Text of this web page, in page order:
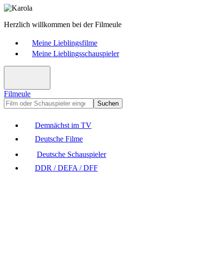
Herzlich willkommen bei der Filmeule
Meine Lieblingsfilme
Meine Lieblingsschauspieler
Filmeule
Suchen
Demnächst im TV
Deutsche Filme
Deutsche Schauspieler
DDR / DEFA / DFF